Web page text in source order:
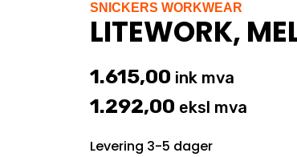
SNICKERS WORKWEAR
LITEWORK,
1.615,00 ink mva
1.292,00 eksl mva
Levering 3-5 dager